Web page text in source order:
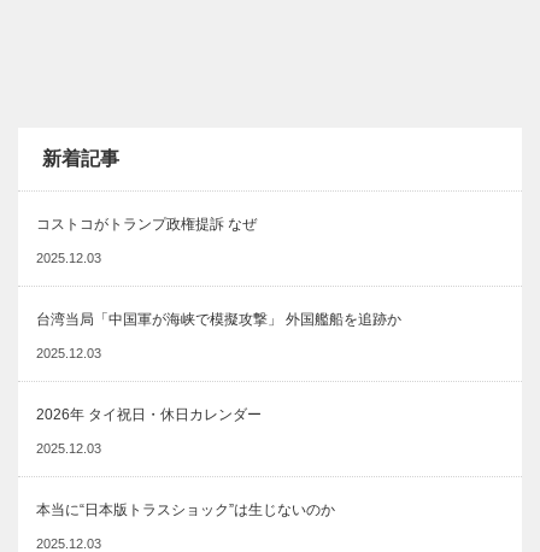
新着記事
コストコがトランプ政権提訴 なぜ
2025.12.03
台湾当局「中国軍が海峡で模擬攻撃」 外国艦船を追跡か
2025.12.03
2026年 タイ祝日・休日カレンダー
2025.12.03
本当に“日本版トラスショック”は生じないのか
2025.12.03